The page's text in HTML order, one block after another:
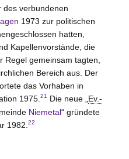
des verbundenen
1973 zur politischen
hatten,
Kapellenvorstände, die
gemeinsam tagten,
Bereich aus. Der
das Vorhaben in
1975. 21 Die neue „ Ev.-
Niemetal“ gründete
1982. 22